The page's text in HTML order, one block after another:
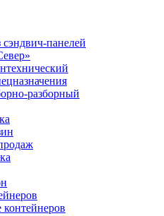
панелей
разборный